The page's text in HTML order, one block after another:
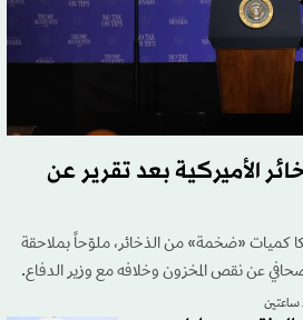
الأميركية بعد تقرير عن
كميات «ضخمة» من الذخائر، ملوّحاً بملاحقة
عن نقص المخزون وخلافه مع وزير الدفاع.
ساعتين